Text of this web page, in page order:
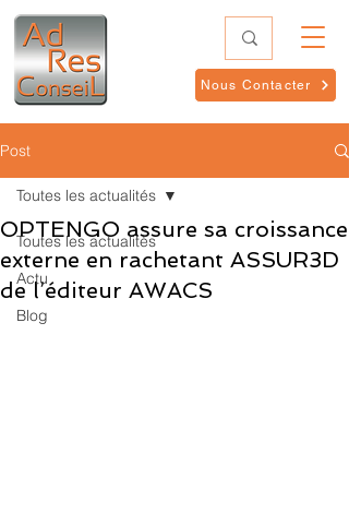
Nous Contacter
Post
Toutes les actualités
Actu
Blog
Toutes les actualités
OPTENGO assure sa croissance
externe en rachetant ASSUR3D
de l’éditeur AWACS